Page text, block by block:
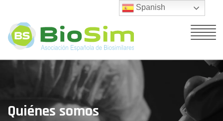
Quiénes somos
Spanish